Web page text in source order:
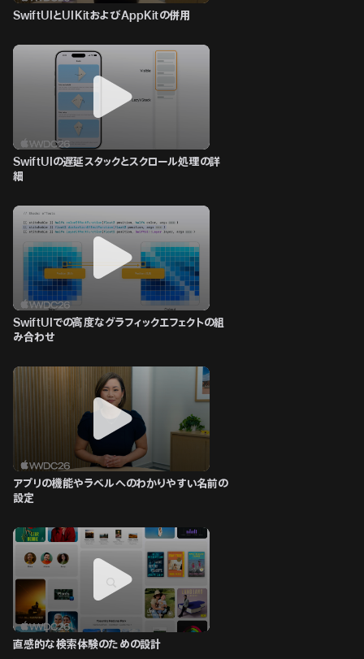
SwiftUIとUIKitおよびAppKitの併用
SwiftUIの遅延スタックとスクロール処理の詳
細
SwiftUIでの高度なグラフィックエフェクトの組
み合わせ
アプリの機能やラベルへのわかりやすい名前の
設定
直感的な検索体験のための設計